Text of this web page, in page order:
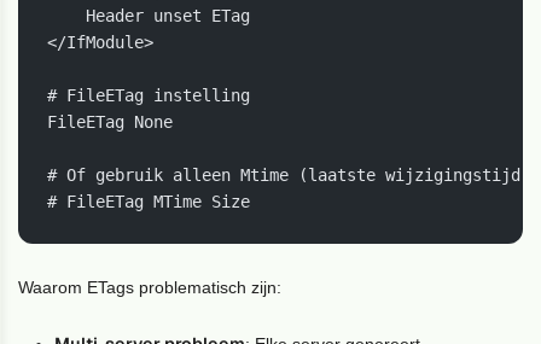
    Header unset ETag
</IfModule>
# FileETag instelling
FileETag None
# Of gebruik alleen Mtime (laatste wijzigingstijd)
# FileETag MTime Size
Waarom ETags problematisch zijn: